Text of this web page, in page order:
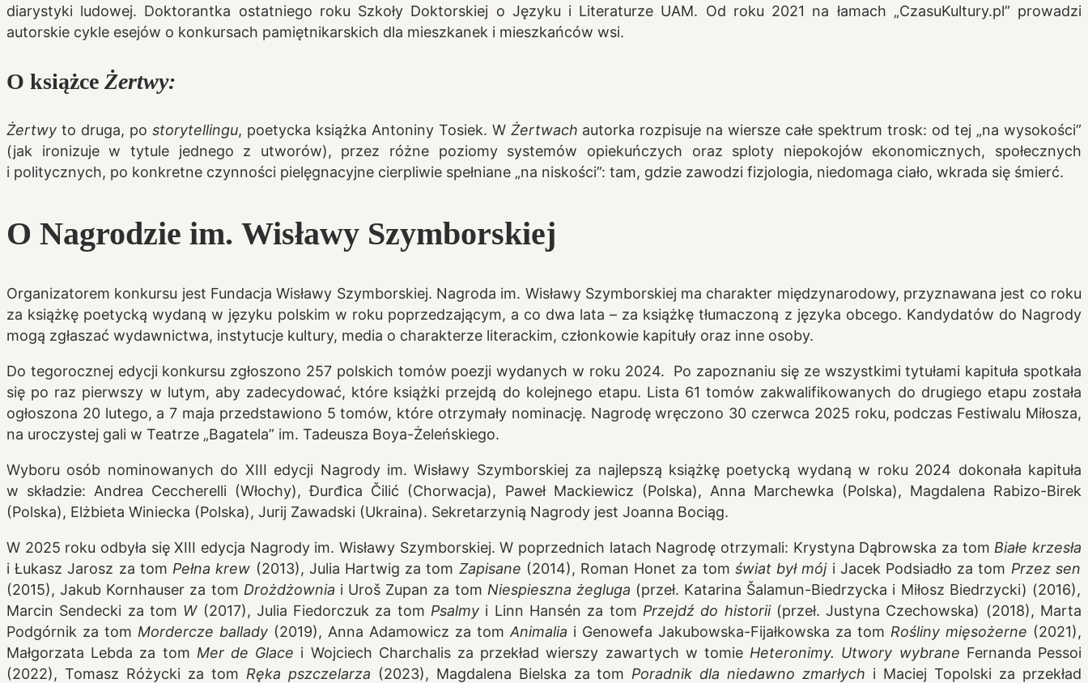
diarystyki ludowej. Doktorantka ostatniego roku Szkoły Doktorskiej o Języku i Literaturze UAM. Od roku 2021 na łamach „CzasuKultury.pl” prowadzi
autorskie cykle esejów o konkursach pamiętnikarskich dla mieszkanek i mieszkańców wsi.
O książce Żertwy:
Żertwy to druga, po storytellingu, poetycka książka Antoniny Tosiek. W Żertwach autorka rozpisuje na wiersze całe spektrum trosk: od tej „na wysokości”
(jak ironizuje w tytule jednego z utworów), przez różne poziomy systemów opiekuńczych oraz sploty niepokojów ekonomicznych, społecznych
i politycznych, po konkretne czynności pielęgnacyjne cierpliwie spełniane „na niskości”: tam, gdzie zawodzi fizjologia, niedomaga ciało, wkrada się śmierć.
O Nagrodzie im. Wisławy Szymborskiej
Organizatorem konkursu jest Fundacja Wisławy Szymborskiej. Nagroda im. Wisławy Szymborskiej ma charakter międzynarodowy, przyznawana jest co roku
za książkę poetycką wydaną w języku polskim w roku poprzedzającym, a co dwa lata – za książkę tłumaczoną z języka obcego. Kandydatów do Nagrody
mogą zgłaszać wydawnictwa, instytucje kultury, media o charakterze literackim, członkowie kapituły oraz inne osoby.
Do tegorocznej edycji konkursu zgłoszono 257 polskich tomów poezji wydanych w roku 2024. Po zapoznaniu się ze wszystkimi tytułami kapituła spotkała
się po raz pierwszy w lutym, aby zadecydować, które książki przejdą do kolejnego etapu. Lista 61 tomów zakwalifikowanych do drugiego etapu została
ogłoszona 20 lutego, a 7 maja przedstawiono 5 tomów, które otrzymały nominację. Nagrodę wręczono 30 czerwca 2025 roku, podczas Festiwalu Miłosza,
na uroczystej gali w Teatrze „Bagatela” im. Tadeusza Boya-Żeleńskiego.
Wyboru osób nominowanych do XIII edycji Nagrody im. Wisławy Szymborskiej za najlepszą książkę poetycką wydaną w roku 2024 dokonała kapituła
w składzie: Andrea Ceccherelli (Włochy), Đurđica Čilić (Chorwacja), Paweł Mackiewicz (Polska), Anna Marchewka (Polska), Magdalena Rabizo-Birek
(Polska), Elżbieta Winiecka (Polska), Jurij Zawadski (Ukraina). Sekretarzynią Nagrody jest Joanna Bociąg.
W 2025 roku odbyła się XIII edycja Nagrody im. Wisławy Szymborskiej. W poprzednich latach Nagrodę otrzymali: Krystyna Dąbrowska za tom Białe krzesła
i Łukasz Jarosz za tom Pełna krew (2013), Julia Hartwig za tom Zapisane (2014), Roman Honet za tom świat był móji Jacek Podsiadło za tom Przez sen
(2015), Jakub Kornhauser za tom Drożdżownia i Uroš Zupan za tom Niespieszna żegluga (przeł. Katarina Šalamun-Biedrzycka i Miłosz Biedrzycki) (2016),
Marcin Sendecki za tom W (2017), Julia Fiedorczuk za tom Psalmy i Linn Hansén za tom Przejdź do historii(przeł. Justyna Czechowska) (2018), Marta
Podgórnik za tom Mordercze ballady (2019), Anna Adamowicz za tom Animalia i Genowefa Jakubowska-Fijałkowska za tom Rośliny mięsożerne (2021),
Małgorzata Lebda za tom Mer de Glace i Wojciech Charchalis za przekład wierszy zawartych w tomie Heteronimy. Utwory wybrane Fernanda Pessoi
(2022), Tomasz Różycki za tom Ręka pszczelarza (2023), Magdalena Bielska za tom Poradnik dla niedawno zmarłych i Maciej Topolski za przekład